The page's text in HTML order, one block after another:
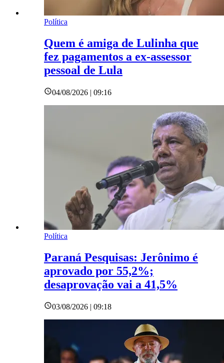
Política
Quem é amiga de Lulinha que
fez pagamentos a ex-assessor
pessoal de Lula
04/08/2026 | 09:16
Política
Paraná Pesquisas: Jerônimo é
aprovado por 55,2%;
desaprovação vai a 41,5%
03/08/2026 | 09:18